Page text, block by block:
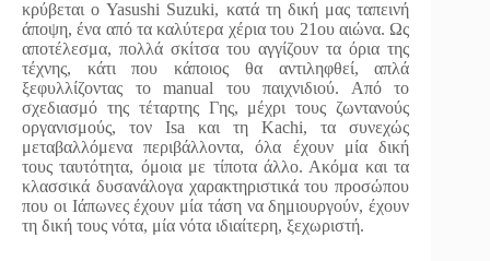
κρύβεται ο Yasushi Suzuki, κατά τη δική μας ταπεινή
άποψη, ένα από τα καλύτερα χέρια του 21ου αιώνα. Ως
αποτέλεσμα, πολλά σκίτσα του αγγίζουν τα όρια της
τέχνης, κάτι που κάποιος θα αντιληφθεί, απλά
ξεφυλλίζοντας το manual του παιχνιδιού. Από το
σχεδιασμό της τέταρτης Γης, μέχρι τους ζωντανούς
οργανισμούς, τον Isa και τη Kachi, τα συνεχώς
μεταβαλλόμενα περιβάλλοντα, όλα έχουν μία δική
τους ταυτότητα, όμοια με τίποτα άλλο. Ακόμα και τα
κλασσικά δυσανάλογα χαρακτηριστικά του προσώπου
που οι Ιάπωνες έχουν μία τάση να δημιουργούν, έχουν
τη δική τους νότα, μία νότα ιδιαίτερη, ξεχωριστή.